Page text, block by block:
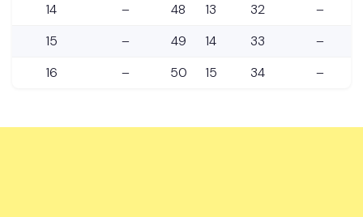
14
– 48 13 32
–
15
– 49 14 33
–
16
– 50 15 34 –